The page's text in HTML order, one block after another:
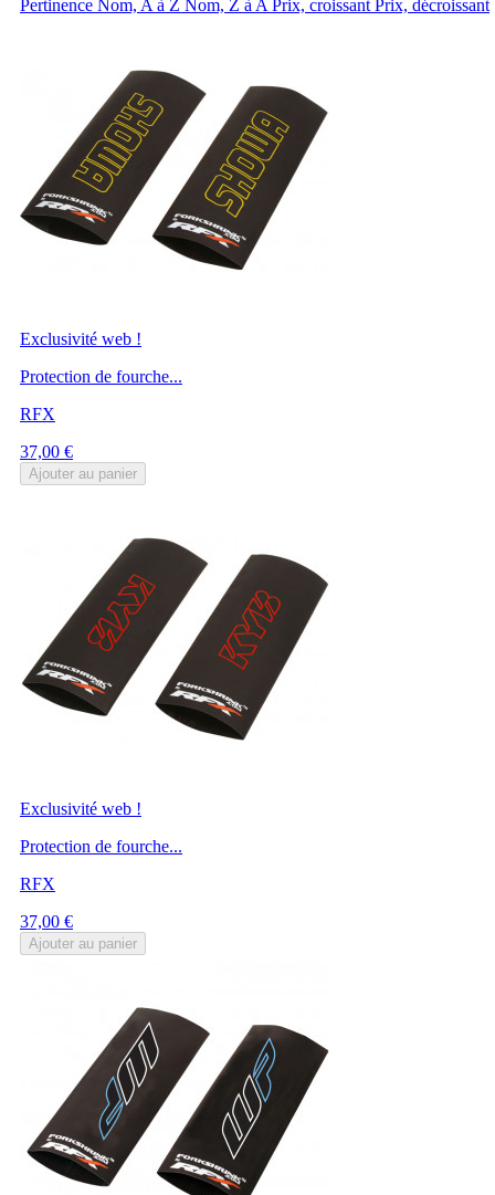
Pertinence Nom, A à Z Nom, Z à A Prix, croissant Prix, décroissant
Exclusivité web !
Protection de fourche...
RFX
Prix
37,00 €
Ajouter au panier
Exclusivité web !
Protection de fourche...
RFX
Prix
37,00 €
Ajouter au panier